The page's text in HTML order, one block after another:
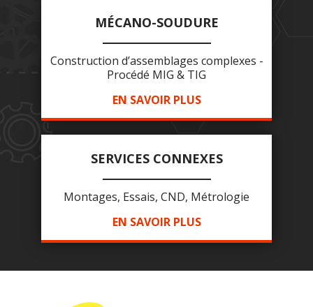
MÉCANO-SOUDURE
Construction d’assemblages complexes -
Procédé MIG & TIG
EN SAVOIR PLUS
SERVICES CONNEXES
Montages, Essais, CND, Métrologie
EN SAVOIR PLUS